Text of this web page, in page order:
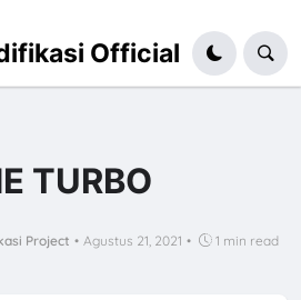
Official
TURBO
Project • Agustus 21, 2021 •
1 min read